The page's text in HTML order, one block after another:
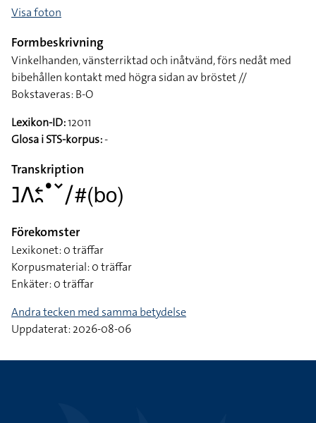
Visa foton
Formbeskrivning
Vinkelhanden, vänsterriktad och inåtvänd, förs nedåt med
bibehållen kontakt med högra sidan av bröstet //
Bokstaveras: B-O
Lexikon-ID:12011
Glosa i STS-korpus:-
Transkription
􌤔􌤣􌥓􌥘􌤟􌥧􌥠#(bo)
Förekomster
Lexikonet: 0 träffar
Korpusmaterial: 0 träffar
Enkäter: 0 träffar
Andra tecken med samma betydelse
Uppdaterat: 2026-08-06